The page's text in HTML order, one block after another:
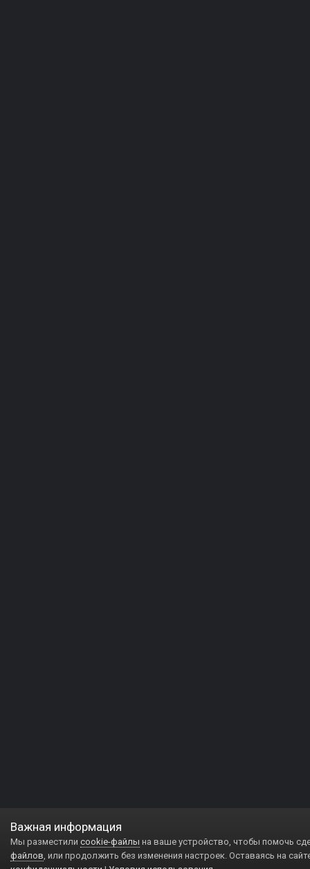
Важная информация
Мы разместили cookie-файлы на ваше устройство, чтобы помочь
файлов, или продолжить без изменения настроек. Оставаясь на